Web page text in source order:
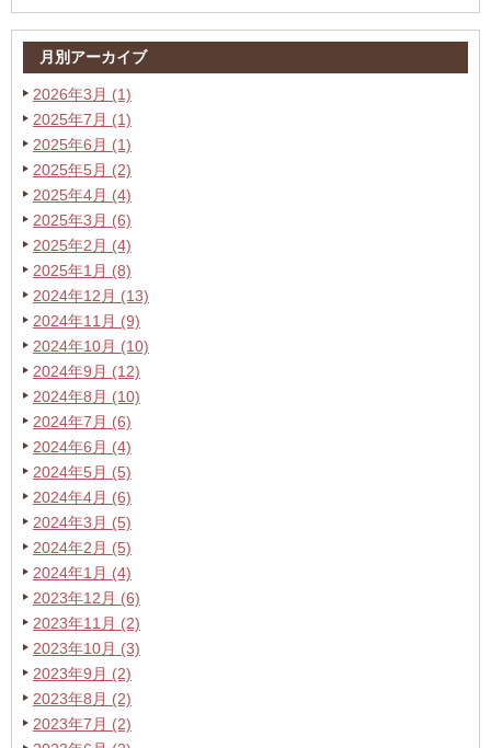
月別アーカイブ
2026年3月 (1)
2025年7月 (1)
2025年6月 (1)
2025年5月 (2)
2025年4月 (4)
2025年3月 (6)
2025年2月 (4)
2025年1月 (8)
2024年12月 (13)
2024年11月 (9)
2024年10月 (10)
2024年9月 (12)
2024年8月 (10)
2024年7月 (6)
2024年6月 (4)
2024年5月 (5)
2024年4月 (6)
2024年3月 (5)
2024年2月 (5)
2024年1月 (4)
2023年12月 (6)
2023年11月 (2)
2023年10月 (3)
2023年9月 (2)
2023年8月 (2)
2023年7月 (2)